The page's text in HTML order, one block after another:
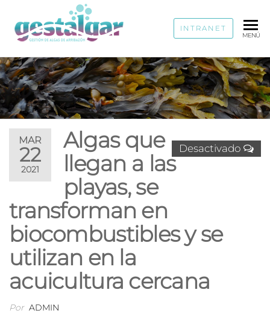
MENÚ
GESTALGAR
de
arribazón
INTRANET
MAR
22
2021
Desactivado
Algas que
llegan a las
playas, se
transforman en
biocombustibles y se
utilizan en la
acuicultura cercana
Por ADMIN